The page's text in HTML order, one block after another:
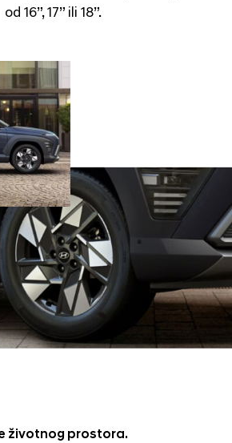
od 16”, 17” ili 18”.
životnog prostora.